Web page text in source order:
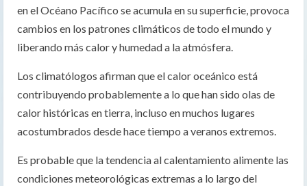
en el Océano Pacífico se acumula en su superficie, provoca
cambios en los patrones climáticos de todo el mundo y
liberando más calor y humedad a la atmósfera.
Los climatólogos afirman que el calor oceánico está
contribuyendo probablemente a lo que han sido olas de
calor históricas en tierra, incluso en muchos lugares
acostumbrados desde hace tiempo a veranos extremos.
Es probable que la tendencia al calentamiento alimente las
condiciones meteorológicas extremas a lo largo del